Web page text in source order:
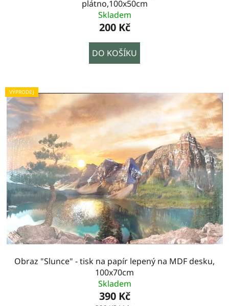
plátno,100x50cm
Skladem
200 Kč
DO KOŠÍKU
VÝPRODEJ
Obraz "Slunce" - tisk na papír lepený na MDF desku,
100x70cm
Skladem
390 Kč